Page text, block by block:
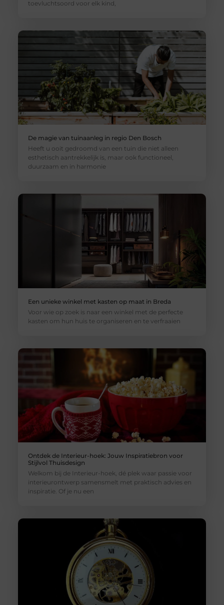
toevluchtsoord voor elk kind,
De magie van tuinaanleg in regio Den Bosch
Heeft u ooit gedroomd van een tuin die niet alleen
esthetisch aantrekkelijk is, maar ook functioneel,
duurzaam en in harmonie
Een unieke winkel met kasten op maat in Breda
Voor wie op zoek is naar een winkel met de perfecte
kasten om hun huis te organiseren en te verfraaien
Ontdek de Interieur-hoek: Jouw Inspiratiebron voor
Stijlvol Thuisdesign
Welkom bij de Interieur-hoek, dé plek waar passie voor
interieurontwerp samensmelt met praktisch advies en
inspiratie. Of je nu een